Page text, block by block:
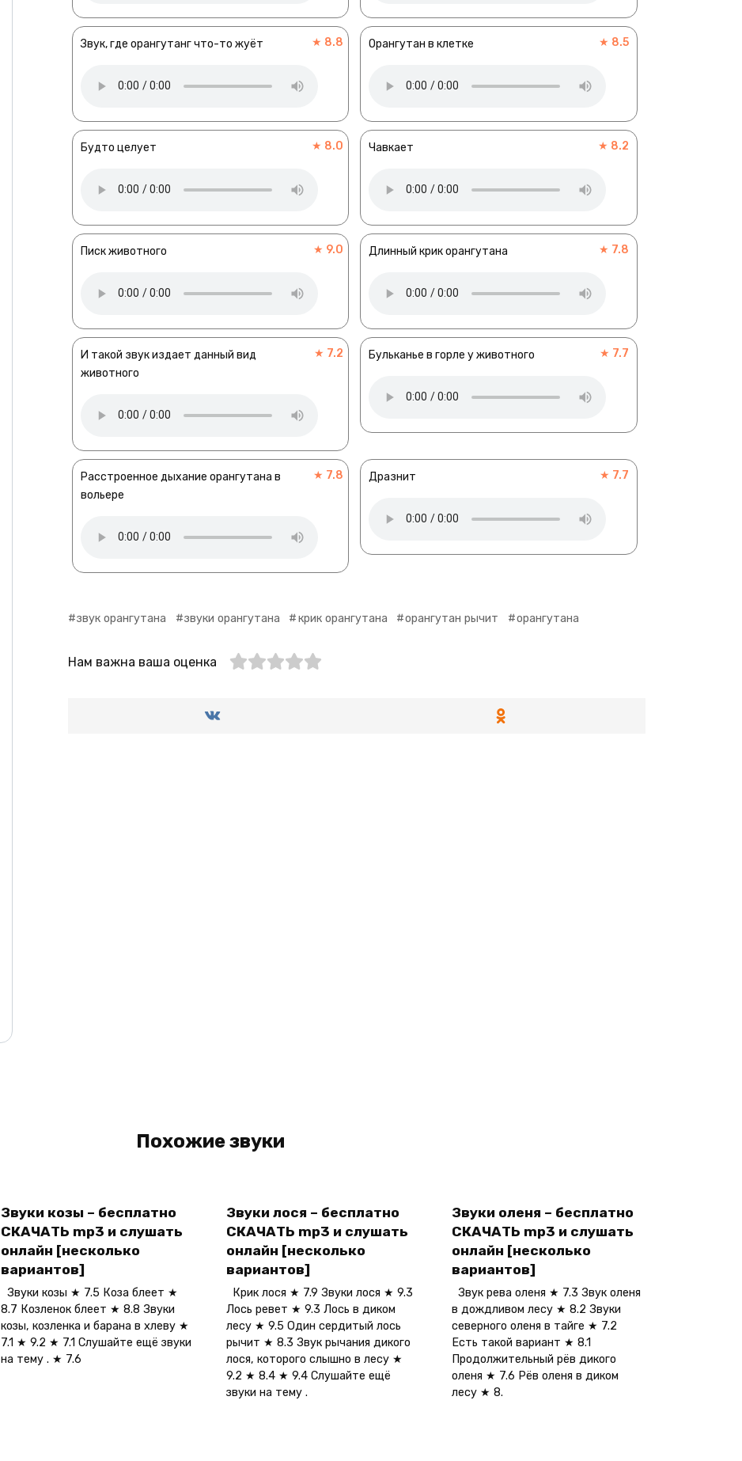
Звук, где орангутанг что-то жуёт ★ 8.8 Орангутан в клетке ★ 8.5
Будто целует ★ 8.0 Чавкает ★ 8.2
Писк животного ★ 9.0 Длинный крик орангутана ★ 7.8
И такой звук издает данный вид
животного
★ 7.2 Бульканье в горле у животного ★ 7.7
Расстроенное дыхание орангутана в
вольере
★ 7.8 Дразнит ★ 7.7
звук орангутана звуки орангутана крик орангутана орангутан рычит орангутана
Нам важна ваша оценка
Похожие звуки
Звуки козы – бесплатно
СКАЧАТЬ mp3 и слушать
онлайн [несколько
вариантов]
Звуки козы ★ 7.5 Коза блеет ★
8.7 Козленок блеет ★ 8.8 Звуки
козы, козленка и барана в хлеву ★
7.1 ★ 9.2 ★ 7.1 Слушайте ещё звуки
на тему . ★ 7.6
Звуки лося – бесплатно
СКАЧАТЬ mp3 и слушать
онлайн [несколько
вариантов]
Крик лося ★ 7.9 Звуки лося ★ 9.3
Лось ревет ★ 9.3 Лось в диком
лесу ★ 9.5 Один сердитый лось
рычит ★ 8.3 Звук рычания дикого
лося, которого слышно в лесу ★
9.2 ★ 8.4 ★ 9.4 Слушайте ещё
звуки на тему .
Звуки оленя – бесплатно
СКАЧАТЬ mp3 и слушать
онлайн [несколько
вариантов]
Звук рева оленя ★ 7.3 Звук оленя
в дождливом лесу ★ 8.2 Звуки
северного оленя в тайге ★ 7.2
Есть такой вариант ★ 8.1
Продолжительный рёв дикого
оленя ★ 7.6 Рёв оленя в диком
лесу ★ 8.